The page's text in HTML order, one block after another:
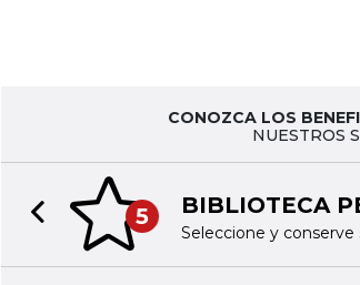
CONOZCA LOS
NUESTROS
5 BIBLIOTECA
Seleccione y
Previous slide